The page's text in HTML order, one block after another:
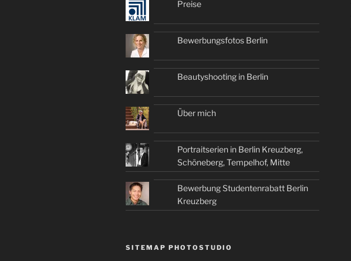
Preise
Bewerbungsfotos Berlin
Beautyshooting in Berlin
Über mich
Portraitserien in Berlin Kreuzberg,
Schöneberg, Tempelhof, Mitte
Bewerbung Studentenrabatt Berlin
Kreuzberg
SITEMAP PHOTOSTUDIO